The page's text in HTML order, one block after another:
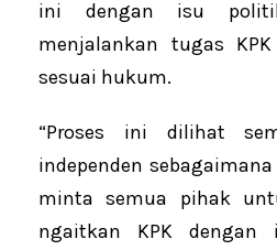
ini dengan isu
menjalankan tugas
sesuai hukum.
“Proses ini dilihat
independen
minta semua pihak
ngaitkan KPK